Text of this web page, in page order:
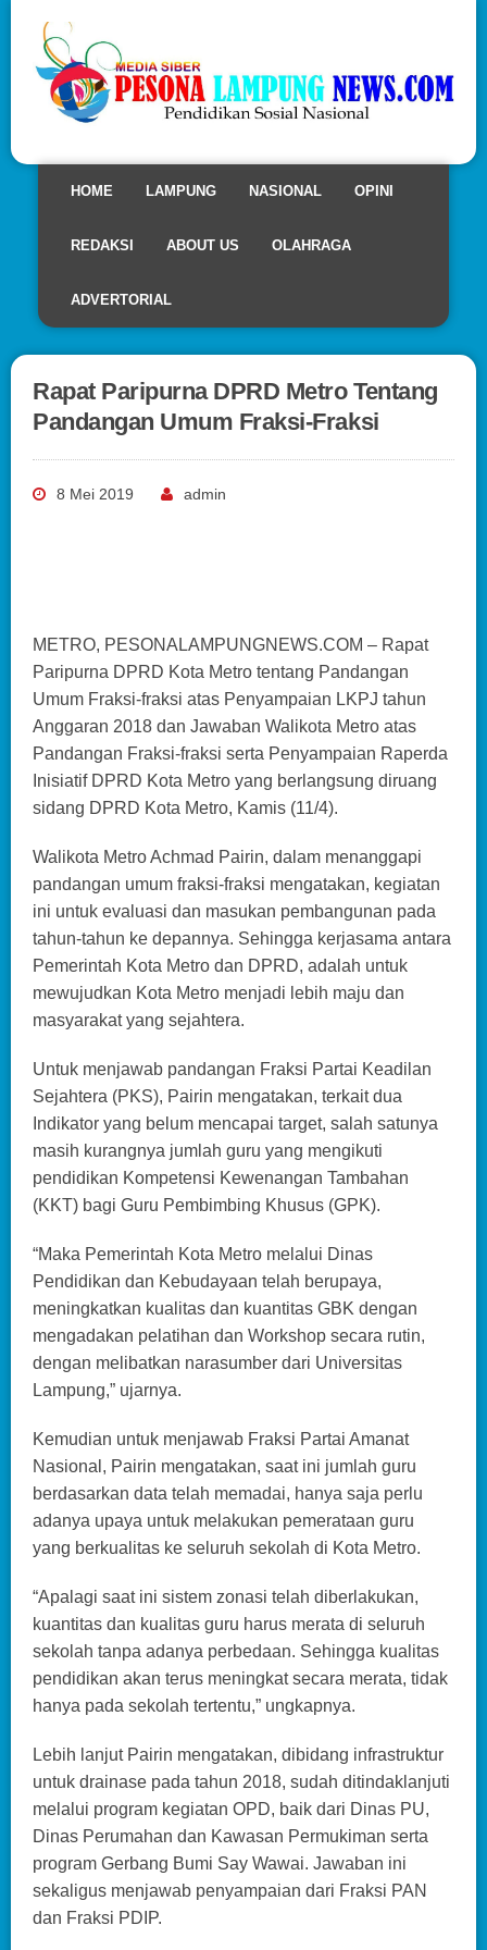
HOME LAMPUNG NASIONAL OPINI
REDAKSI ABOUT US OLAHRAGA
ADVERTORIAL
Rapat Paripurna DPRD Metro Tentang
Pandangan Umum Fraksi-Fraksi
8 Mei 2019 admin
METRO, PESONALAMPUNGNEWS.COM – Rapat
Paripurna DPRD Kota Metro tentang Pandangan
Umum Fraksi-fraksi atas Penyampaian LKPJ tahun
Anggaran 2018 dan Jawaban Walikota Metro atas
Pandangan Fraksi-fraksi serta Penyampaian Raperda
Inisiatif DPRD Kota Metro yang berlangsung diruang
sidang DPRD Kota Metro, Kamis (11/4).
Walikota Metro Achmad Pairin, dalam menanggapi
pandangan umum fraksi-fraksi mengatakan, kegiatan
ini untuk evaluasi dan masukan pembangunan pada
tahun-tahun ke depannya. Sehingga kerjasama antara
Pemerintah Kota Metro dan DPRD, adalah untuk
mewujudkan Kota Metro menjadi lebih maju dan
masyarakat yang sejahtera.
Untuk menjawab pandangan Fraksi Partai Keadilan
Sejahtera (PKS), Pairin mengatakan, terkait dua
Indikator yang belum mencapai target, salah satunya
masih kurangnya jumlah guru yang mengikuti
pendidikan Kompetensi Kewenangan Tambahan
(KKT) bagi Guru Pembimbing Khusus (GPK).
“Maka Pemerintah Kota Metro melalui Dinas
Pendidikan dan Kebudayaan telah berupaya,
meningkatkan kualitas dan kuantitas GBK dengan
mengadakan pelatihan dan Workshop secara rutin,
dengan melibatkan narasumber dari Universitas
Lampung,” ujarnya.
Kemudian untuk menjawab Fraksi Partai Amanat
Nasional, Pairin mengatakan, saat ini jumlah guru
berdasarkan data telah memadai, hanya saja perlu
adanya upaya untuk melakukan pemerataan guru
yang berkualitas ke seluruh sekolah di Kota Metro.
“Apalagi saat ini sistem zonasi telah diberlakukan,
kuantitas dan kualitas guru harus merata di seluruh
sekolah tanpa adanya perbedaan. Sehingga kualitas
pendidikan akan terus meningkat secara merata, tidak
hanya pada sekolah tertentu,” ungkapnya.
Lebih lanjut Pairin mengatakan, dibidang infrastruktur
untuk drainase pada tahun 2018, sudah ditindaklanjuti
melalui program kegiatan OPD, baik dari Dinas PU,
Dinas Perumahan dan Kawasan Permukiman serta
program Gerbang Bumi Say Wawai. Jawaban ini
sekaligus menjawab penyampaian dari Fraksi PAN
dan Fraksi PDIP.